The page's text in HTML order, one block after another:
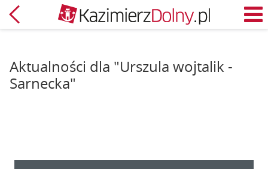
Powrót
Aktualności dla "Urszula wojtalik -
Sarnecka"